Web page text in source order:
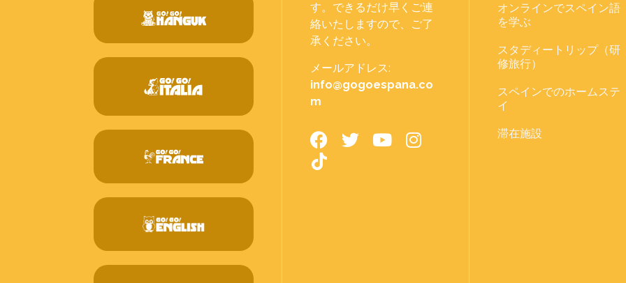
す。できるだけ早くご連
絡いたしますので、ご了
承ください。
メールアドレス:
info@gogoespana.co
m
オンラインでスペイン語
を学ぶ
スタディートリップ（研
修旅行）
スペインでのホームステ
イ
滞在施設